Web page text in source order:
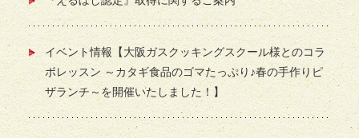
イベント情報【大阪ガスクッキングスクール様とのコラ
ボレッスン ～カタギ食品のゴマたっぷり♪春の手作りピ
ザランチ～を開催いたしました！】